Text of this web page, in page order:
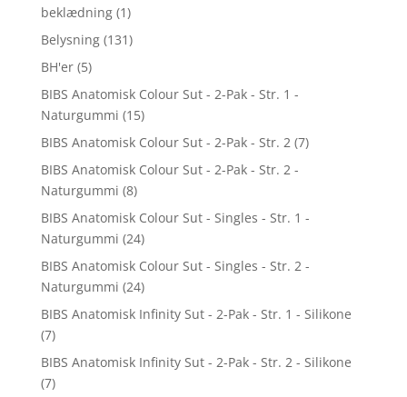
beklædning (1)
Belysning (131)
BH'er (5)
BIBS Anatomisk Colour Sut - 2-Pak - Str. 1 -
Naturgummi (15)
BIBS Anatomisk Colour Sut - 2-Pak - Str. 2 (7)
BIBS Anatomisk Colour Sut - 2-Pak - Str. 2 -
Naturgummi (8)
BIBS Anatomisk Colour Sut - Singles - Str. 1 -
Naturgummi (24)
BIBS Anatomisk Colour Sut - Singles - Str. 2 -
Naturgummi (24)
BIBS Anatomisk Infinity Sut - 2-Pak - Str. 1 - Silikone
(7)
BIBS Anatomisk Infinity Sut - 2-Pak - Str. 2 - Silikone
(7)